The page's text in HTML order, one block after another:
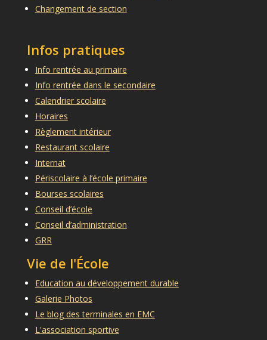
Changement de section
Infos pratiques
Info rentrée au primaire
Info rentrée dans le secondaire
Calendrier scolaire
Horaires
Règlement intérieur
Restaurant scolaire
Internat
Périscolaire à l’école primaire
Bourses scolaires
Conseil d’école
Conseil d’administration
GRR
Vie de l'École
Education au développement durable
Galerie Photos
Le blog des terminales en EMC
L'association sportive